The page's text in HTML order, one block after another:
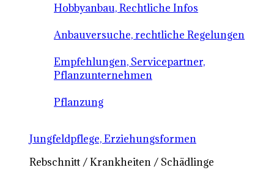
Hobbyanbau, Rechtliche Infos
Anbauversuche, rechtliche Regelungen
Empfehlungen, Servicepartner,
Pflanzunternehmen
Pflanzung
Jungfeldpflege, Erziehungsformen
Rebschnitt / Krankheiten / Schädlinge